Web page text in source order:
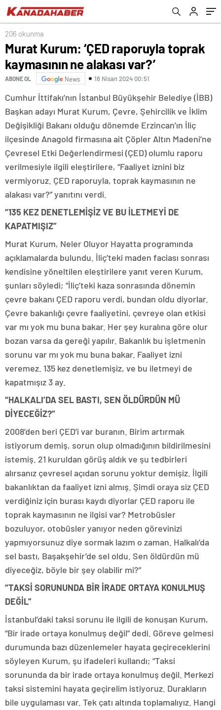
206 okunma
Murat Kurum: ‘ÇED raporuyla toprak
kaymasının ne alakası var?’
ABONE OL News 18 Nisan 2024 00:51
Cumhur İttifakı’nın İstanbul Büyükşehir Belediye (İBB)
Başkan adayı Murat Kurum, Çevre, Şehircilik ve İklim
Değişikliği Bakanı olduğu dönemde Erzincan’ın İliç
ilçesinde Anagold firmasına ait Çöpler Altın Madeni’ne
Çevresel Etki Değerlendirmesi (ÇED) olumlu raporu
verilmesiyle ilgili eleştirilere, “Faaliyet iznini biz
vermiyoruz. ÇED raporuyla, toprak kaymasının ne
alakası var?” yanıtını verdi.
“135 KEZ DENETLEMİŞİZ VE BU İLETMEYİ DE
KAPATMIŞIZ”
Murat Kurum, Neler Oluyor Hayatta programında
açıklamalarda bulundu. İliç’teki maden faciası sonrası
kendisine yöneltilen eleştirilere yanıt veren Kurum,
şunları söyledi; “İliç’teki kaza sonrasında dönemin
çevre bakanı ÇED raporu verdi, bundan oldu diyorlar.
Çevre bakanlığı çevre faaliyetini, çevreye olan etkisi
var mı yok mu buna bakar. Her şey kuralına göre olur
bozan varsa da gereği yapılır. Bakanlık bu işletmenin
sorunu var mı yok mu buna bakar. Faaliyet izni
veremez. 135 kez denetlemişiz, ve bu iletmeyi de
kapatmışız 3 ay.
“HALKALI’DA SEL BASTI, SEN ÖLDÜRDÜN MÜ
DİYECEĞİZ?”
2008’den beri ÇED’i var buranın. Birim artırmak
istiyorum demiş, sorun olup olmadığının bildirilmesini
istemiş. 21 kuruldan görüş aldık ve şu tedbirleri
alırsanız çevresel açıdan sorunu yoktur demişiz. İlgili
bakanlıktan da faaliyet izni almış. Şimdi oraya siz ÇED
verdiğiniz için burası kaydı diyorlar ÇED raporu ile
toprak kaymasının ne ilgisi var? Metrobüsler
bozuluyor, otobüsler yanıyor neden görevinizi
yapmıyorsunuz diye sormak lazım o zaman. Halkalı’da
sel bastı, Başakşehir’de sel oldu. Sen öldürdün mü
diyeceğiz, böyle bir şey olabilir mi?”
“TAKSİ SORUNUNDA BİR İRADE ORTAYA KONULMUŞ
DEĞİL”
İstanbul’daki taksi sorunu ile ilgili de konuşan Kurum,
“Bir irade ortaya konulmuş değil” dedi. Göreve gelmesi
durumunda bazı düzenlemeler hayata geçireceklerini
söyleyen Kurum, şu ifadeleri kullandı; “Taksi
sorununda da bir irade ortaya konulmuş değil. Merkezi
taksi sistemini hayata geçirelim istiyoruz. Durakların
bile uygulaması var. Tek çatı altında toplamalıyız. Hangi